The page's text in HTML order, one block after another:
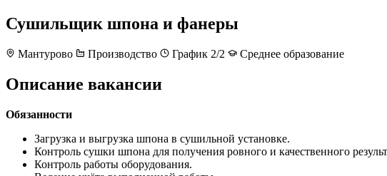
Сушильщик шпона и фанеры
Мантурово Производство График 2/2 Среднее образование
Описание вакансии
Обязанности
Загрузка и выгрузка шпона в сушильной установке.
Контроль сушки шпона для получения ровного и качественного
Контроль работы оборудования.